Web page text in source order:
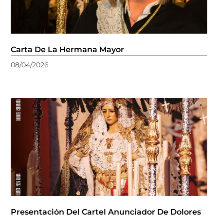
Carta De La Hermana Mayor
08/04/2026
Presentación Del Cartel Anunciador De Dolores